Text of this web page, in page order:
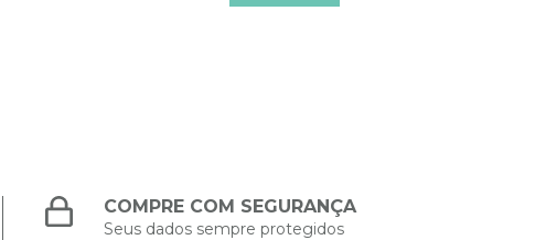
COMPRE COM SEGURANÇA
Seus dados sempre protegidos